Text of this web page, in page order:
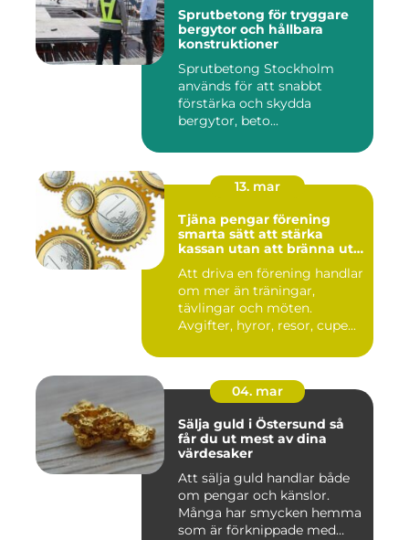
Sprutbetong för tryggare
bergytor och hållbara
konstruktioner
Sprutbetong Stockholm
används för att snabbt
förstärka och skydda
bergytor, beto...
13. mar
Tjäna pengar förening
smarta sätt att stärka
kassan utan att bränna ut
Att driva en förening handlar
om mer än träningar,
tävlingar och möten.
Avgifter, hyror, resor, cupe...
04. mar
Sälja guld i Östersund så
får du ut mest av dina
värdesaker
Att sälja guld handlar både
om pengar och känslor.
Många har smycken hemma
som är förknippade med